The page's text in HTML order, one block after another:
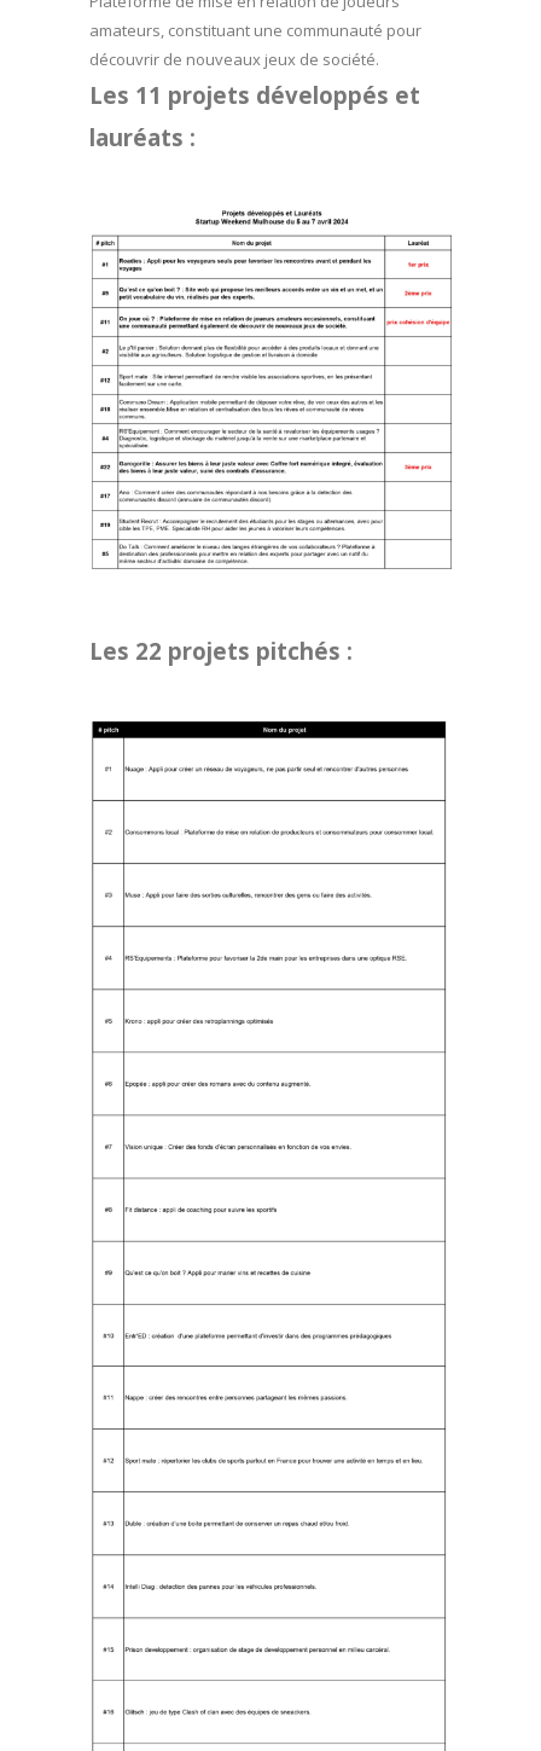
amateurs, constituant une communauté pour
découvrir de nouveaux jeux de société.
Les 11 projets développés et
lauréats :
Les 22 projets pitchés :